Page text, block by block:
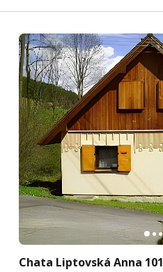
Chata Liptovská Anna 101